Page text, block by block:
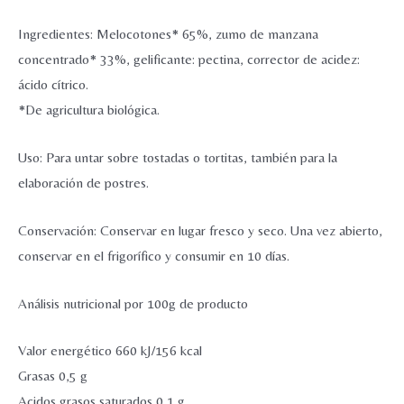
Ingredientes: Melocotones* 65%, zumo de manzana
concentrado* 33%, gelificante: pectina, corrector de acidez:
ácido cítrico.
*De agricultura biológica.
Uso: Para untar sobre tostadas o tortitas, también para la
elaboración de postres.
Conservación: Conservar en lugar fresco y seco. Una vez abierto,
conservar en el frigorífico y consumir en 10 días.
Análisis nutricional por 100g de producto
Valor energético 660 kJ/156 kcal
Grasas 0,5 g